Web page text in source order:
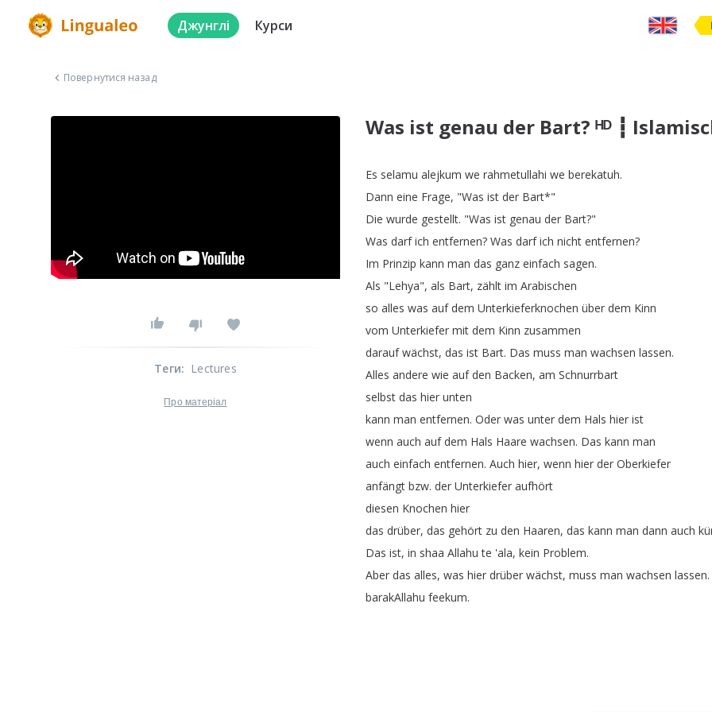
Джунглі Курси
Повернутися назад
Was ist genau der Bart? ᴴᴰ ┇
Es selamu alejkum we rahmetullahi we berekatuh.
Dann eine Frage, "Was ist der Bart*"
Die wurde gestellt. "Was ist genau der Bart?"
Was darf ich entfernen? Was darf ich nicht entfernen?
Im Prinzip kann man das ganz einfach sagen.
Als "Lehya", als Bart, zählt im Arabischen
so alles was auf dem Unterkieferknochen über dem Kinn
vom Unterkiefer mit dem Kinn zusammen
darauf wächst, das ist Bart. Das muss man wachsen lassen.
Alles andere wie auf den Backen, am Schnurrbart
selbst das hier unten
kann man entfernen. Oder was unter dem Hals hier ist
wenn auch auf dem Hals Haare wachsen. Das kann man
auch einfach entfernen. Auch hier, wenn hier der Oberkiefer
anfängt bzw. der Unterkiefer aufhört
diesen Knochen hier
das drüber, das gehört zu den Haaren, das kann man dann auch
Das ist, in shaa Allahu te 'ala, kein Problem.
Aber das alles, was hier drüber wächst, muss man wachsen lassen.
barakAllahu feekum.
Теги: Lectures
Про матеріал